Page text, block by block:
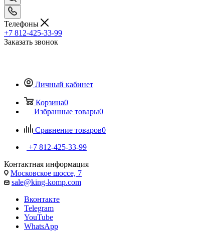
Телефоны
+7 812-425-33-99
Заказать звонок
Личный кабинет
Корзина0
Избранные товары0
Сравнение товаров0
+7 812-425-33-99
Контактная информация
Московское шоссе, 7
sale@king-komp.com
Вконтакте
Telegram
YouTube
WhatsApp